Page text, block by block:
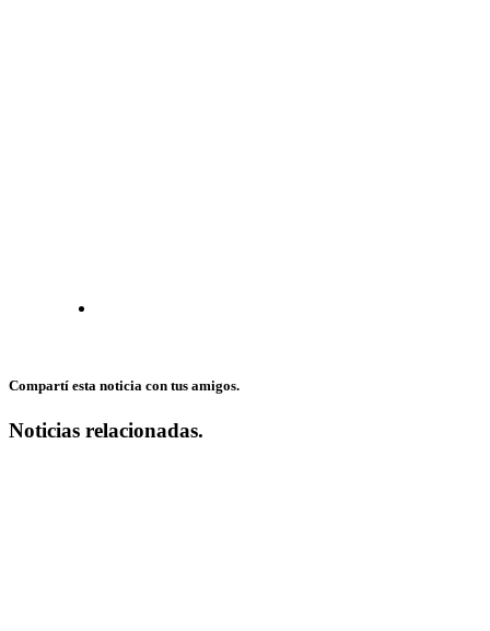
Compartí esta noticia con tus amigos.
Noticias relacionadas.